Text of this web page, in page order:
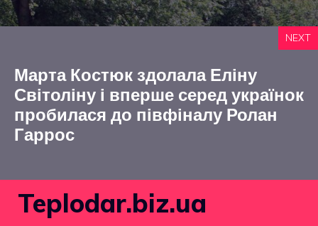
NEXT
Марта Костюк здолала Еліну
Світоліну і вперше серед українок
пробилася до півфіналу Ролан
Гаррос
Teplodar.biz.ua